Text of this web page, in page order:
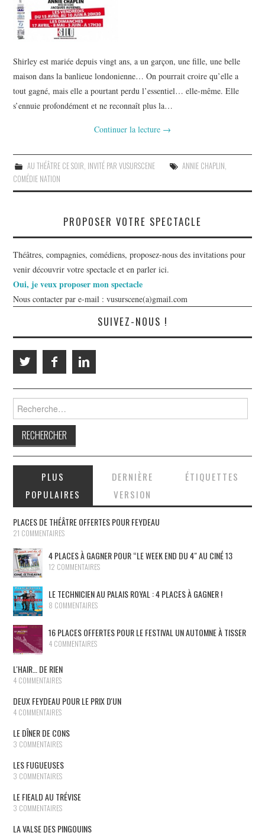
Shirley est mariée depuis vingt ans, a un garçon, une fille, une belle
maison dans la banlieue londonienne… On pourrait croire qu’elle a
tout gagné, mais elle a pourtant perdu l’essentiel… elle-même. Elle
s’ennuie profondément et ne reconnaît plus la…
Continuer la lecture →
AU THÉÂTRE CE SOIR, INVITÉ PAR VUSURSCENE ANNIE CHAPLIN,
COMÉDIE NATION
PROPOSER VOTRE SPECTACLE
Théâtres, compagnies, comédiens, proposez-nous des invitations pour
venir découvrir votre spectacle et en parler ici.
Oui, je veux proposer mon spectacle
Nous contacter par e-mail : vusurscene(a)gmail.com
SUIVEZ-NOUS !
Rechercher :
PLUS
POPULAIRES
DERNIÈRE
VERSION
ÉTIQUETTES
PLACES DE THÉÂTRE OFFERTES POUR FEYDEAU
21 COMMENTAIRES
4 PLACES À GAGNER POUR “LE WEEK END DU 4″ AU CINÉ 13
12 COMMENTAIRES
LE TECHNICIEN AU PALAIS ROYAL : 4 PLACES À GAGNER !
8 COMMENTAIRES
16 PLACES OFFERTES POUR LE FESTIVAL UN AUTOMNE À TISSER
4 COMMENTAIRES
L'HAIR… DE RIEN
4 COMMENTAIRES
DEUX FEYDEAU POUR LE PRIX D'UN
4 COMMENTAIRES
LE DÎNER DE CONS
3 COMMENTAIRES
LES FUGUEUSES
3 COMMENTAIRES
LE FIEALD AU TRÉVISE
3 COMMENTAIRES
LA VALSE DES PINGOUINS